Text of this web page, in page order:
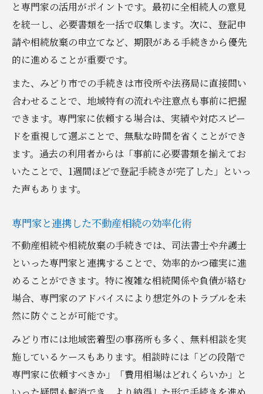
と専門家の活用がポイントです。最初に全相続人の意見
を統一し、必要書類を一括で収集します。次に、登記申
請や相続放棄の申立てなど、期限がある手続きから優先
的に進めることが重要です。
また、みどり市での手続きは市役所や法務局に直接問い
合わせることで、地域特有の流れや注意点も事前に把握
できます。専門家に依頼する場合は、実績や対応スピー
ドを重視して選ぶことで、無駄な時間を省くことができ
ます。過去の利用者からは「事前に必要書類を揃えてお
いたことで、1週間ほどで登記手続きが完了した」といっ
た声もあります。
専門家と連携した不動産相続の効率化術
不動産相続や相続放棄の手続きでは、司法書士や弁護士
といった専門家と連携することで、効率的かつ確実に進
めることができます。特に複雑な相続関係や負債が絡む
場合、専門家のアドバイスにより想定外のトラブルを未
然に防ぐことが可能です。
みどり市には地域密着型の事務所も多く、無料相談を実
施しているケースもあります。相談時には「どの段階で
専門家に依頼すべきか」「費用相場はどれくらいか」と